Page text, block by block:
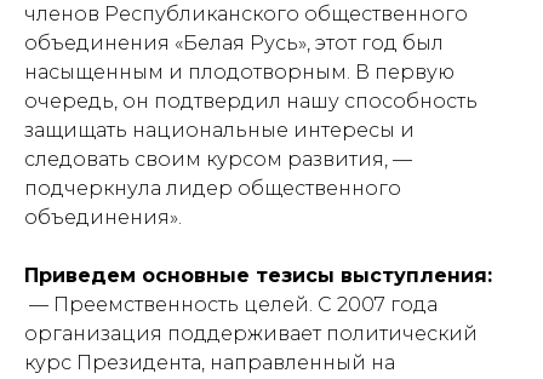
членов Республиканского общественного
объединения «Белая Русь», этот год был
насыщенным и плодотворным. В первую
очередь, он подтвердил нашу способность
защищать национальные интересы и
следовать своим курсом развития, —
подчеркнула лидер общественного
объединения».
Приведем основные тезисы выступления:
— Преемственность целей. С 2007 года
организация поддерживает политический
курс Президента, направленный на